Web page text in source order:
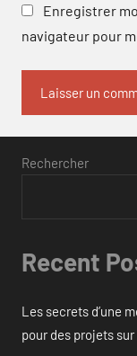
Enregistrer
navigateur pour
Rechercher
Recent
Les secrets d’une
pour des projets